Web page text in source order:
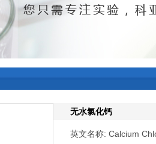
无水氯化钙
英文名称: Calcium